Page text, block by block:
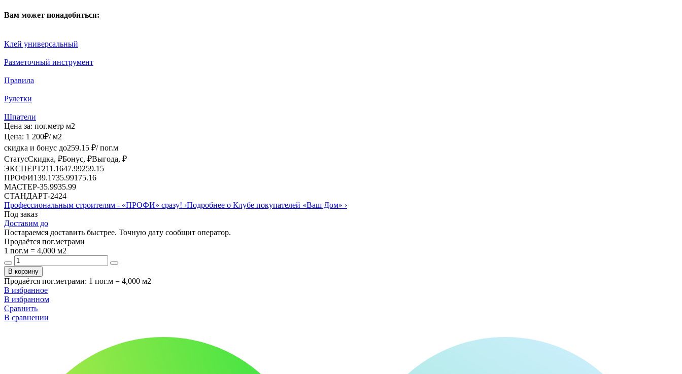
Вам может понадобиться:
Клей универсальный
Разметочный инструмент
Правила
Рулетки
Шпатели
Цена за: пог.метр м2
Цена: 1 200₽/ м2
скидка и бонус до259.15 ₽/ пог.м
СтатусСкидка, ₽Бонус, ₽Выгода, ₽
ЭКСПЕРТ211.1647.99259.15
ПРОФИ139.1735.99175.16
МАСТЕР-35.9935.99
СТАНДАРТ-2424
Профессиональным строителям - «ПРОФИ» сразу! ›Подробнее о Клубе покупателей «Ваш Дом» ›
Под заказ
Доставим до
Постараемся доставить быстрее. Точную дату сообщит оператор.
Продаётся пог.метрами
1 пог.м = 4,000 м2
В корзину
Продаётся пог.метрами: 1 пог.м = 4,000 м2
В избранное
В избранном
Сравнить
В сравнении